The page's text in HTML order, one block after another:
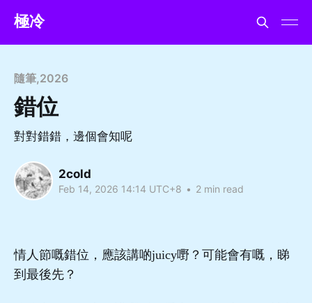
極冷
隨筆,2026
錯位
對對錯錯，邊個會知呢
2cold
Feb 14, 2026 14:14 UTC+8 • 2 min read
情人節嘅錯位，應該講啲juicy嘢？可能會有嘅，睇
到最後先？